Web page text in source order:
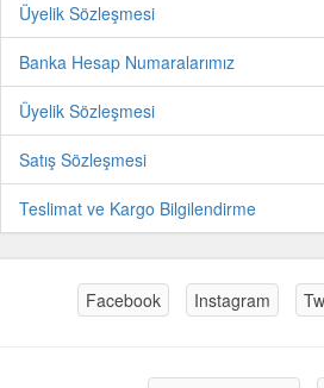
Üyelik Sözleşmesi
Banka Hesap Numaralarımız
Üyelik Sözleşmesi
Satış Sözleşmesi
Teslimat ve Kargo Bilgilendirme
Facebook Instagram